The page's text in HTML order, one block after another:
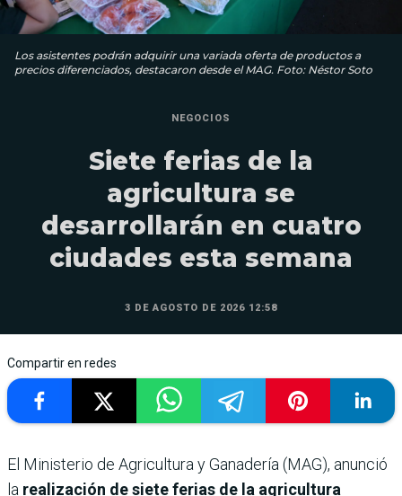
Los asistentes podrán adquirir una variada oferta de productos a
precios diferenciados, destacaron desde el MAG. Foto: Néstor Soto
NEGOCIOS
Siete ferias de la
agricultura se
desarrollarán en cuatro
ciudades esta semana
3 DE AGOSTO DE 2026 12:58
Compartir en redes
El Ministerio de Agricultura y Ganadería (MAG), anunció
la realización de siete ferias de la agricultura